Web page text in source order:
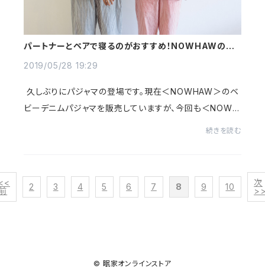
パートナーとペアで寝るのがおすすめ！NOWHAWのキョ
2019/05/28 19:29
久しぶりにパジャマの登場です。現在＜NOWHAW＞のベ
ビーデニムパジャマを販売していますが、今回も＜NOWH
続きを読む
2 3 4 5 6 7 8 9 10
次
© 眠家オンラインストア